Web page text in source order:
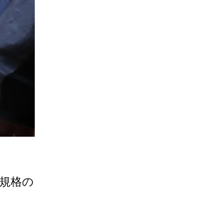
格の